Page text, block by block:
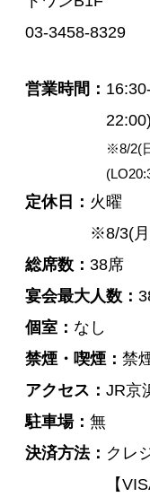
03-3458-8329
営業時間
22:00)
※8/2(
定休日
火曜
※8/3(月
総席数
38席
宴会最大人数
個室
なし
禁煙・喫煙
禁
アクセス
JR京
駐車場
無
決済方法
クレ
【